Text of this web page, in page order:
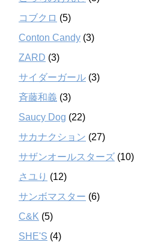
コブクロ (5)
Conton Candy (3)
ZARD (3)
サイダーガール (3)
斉藤和義 (3)
Saucy Dog (22)
サカナクション (27)
サザンオールスターズ (10)
さユり (12)
サンボマスター (6)
C&K (5)
SHE'S (4)